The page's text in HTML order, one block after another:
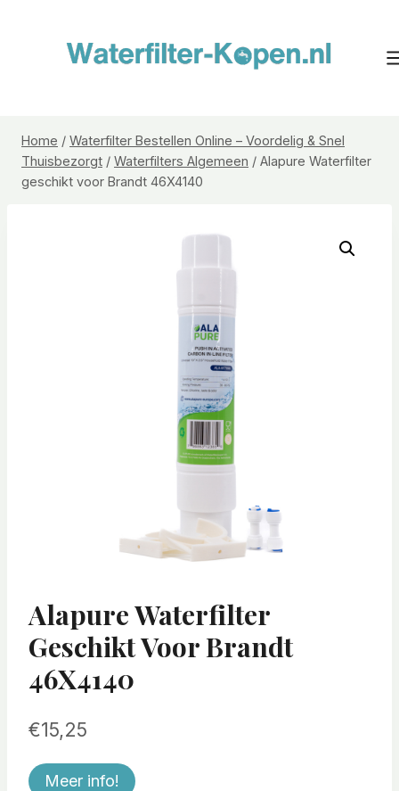
Home / Waterfilter Bestellen Online – Voordelig & Snel
Thuisbezorgt / Waterfilters Algemeen / Alapure Waterfilter
geschikt voor Brandt 46X4140
Alapure Waterfilter
Geschikt Voor Brandt
46X4140
€15,25
Meer info!